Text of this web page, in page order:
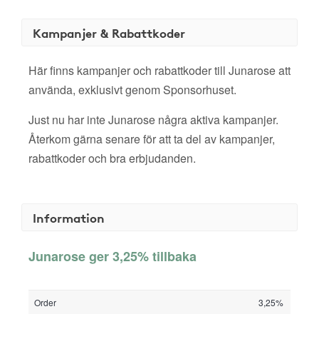
Kampanjer & Rabattkoder
Här finns kampanjer och rabattkoder till Junarose att
använda, exklusivt genom Sponsorhuset.
Just nu har inte Junarose några aktiva kampanjer.
Återkom gärna senare för att ta del av kampanjer,
rabattkoder och bra erbjudanden.
Information
Junarose ger 3,25% tillbaka
Order 3,25%